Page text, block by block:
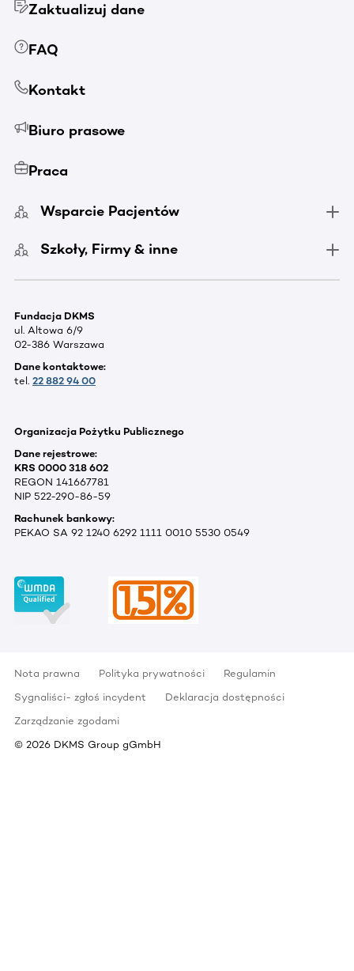
Zaktualizuj dane
FAQ
Kontakt
Biuro prasowe
Praca
Wsparcie Pacjentów
Szkoły, Firmy & inne
Fundacja DKMS
ul. Altowa 6/9
02-386 Warszawa
Dane kontaktowe:
tel. 22 882 94 00
Organizacja Pożytku Publicznego
Dane rejestrowe:
KRS 0000 318 602
REGON 141667781
NIP 522-290-86-59
Rachunek bankowy:
PEKAO SA 92 1240 6292 1111 0010 5530 0549
Nota prawna Polityka prywatności
Regulamin
Sygnaliści- zgłoś incydent
Deklaracja dostępności
Zarządzanie zgodami
© 2026 DKMS Group gGmbH